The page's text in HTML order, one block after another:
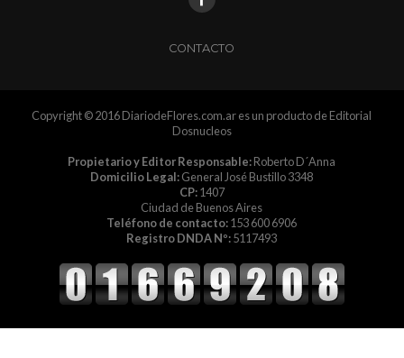
CONTACTO
Copyright © 2016 DiariodeFlores.com.ar es un producto de Editorial
Dosnucleos
Propietario y Editor Responsable:Roberto D´Anna
Domicilio Legal:General José Bustillo 3348
CP:1407
Ciudad de Buenos Aires
Teléfono de contacto:153 600 6906
Registro DNDA Nº:5117493